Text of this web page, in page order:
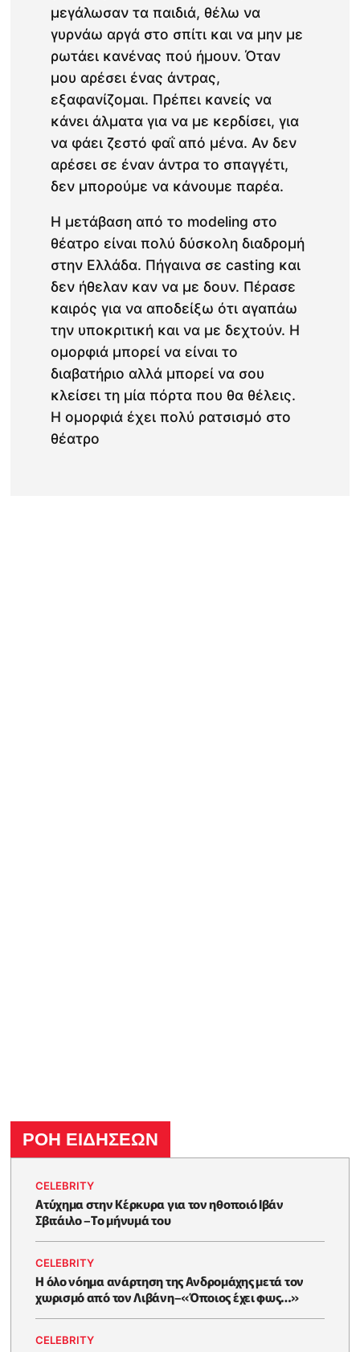
μεγάλωσαν τα παιδιά, θέλω να
γυρνάω αργά στο σπίτι και να μην με
ρωτάει κανένας πού ήμουν. Όταν
μου αρέσει ένας άντρας,
εξαφανίζομαι. Πρέπει κανείς να
κάνει άλματα για να με κερδίσει, για
να φάει ζεστό φαΐ από μένα. Αν δεν
αρέσει σε έναν άντρα το σπαγγέτι,
δεν μπορούμε να κάνουμε παρέα.
Η μετάβαση από το modeling στο
θέατρο είναι πολύ δύσκολη διαδρομή
στην Ελλάδα. Πήγαινα σε casting και
δεν ήθελαν καν να με δουν. Πέρασε
καιρός για να αποδείξω ότι αγαπάω
την υποκριτική και να με δεχτούν. Η
ομορφιά μπορεί να είναι το
διαβατήριο αλλά μπορεί να σου
κλείσει τη μία πόρτα που θα θέλεις.
Η ομορφιά έχει πολύ ρατσισμό στο
θέατρο
ΡΟΗ ΕΙΔΗΣΕΩΝ
CELEBRITY
Ατύχημα στην Κέρκυρα για τον ηθοποιό Ιβάν
Σβιτάιλο –Το μήνυμά του
CELEBRITY
Η όλο νόημα ανάρτηση της Ανδρομάχης μετά τον
χωρισμό από τον Λιβάνη–«Όποιος έχει φως…»
CELEBRITY